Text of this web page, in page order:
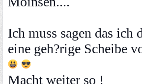
Ich muss sagen das ich
eine geh?rige Scheibe
Macht weiter so !